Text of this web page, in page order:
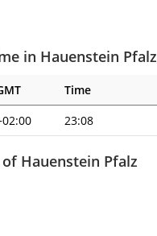
in Hauenstein Pfalz
Time
23:08
Hauenstein Pfalz